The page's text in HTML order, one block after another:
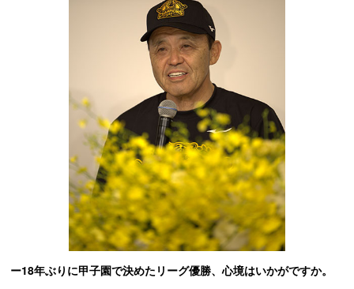
ー18年ぶりに甲子園で決めたリーグ優勝、心境はいかがですか。